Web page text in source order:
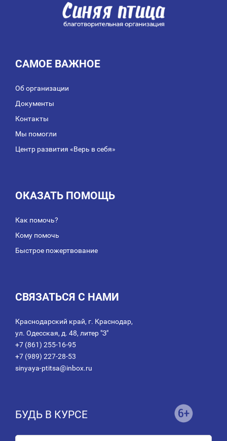
САМОЕ ВАЖНОЕ
Об организации
Документы
Контакты
Мы помогли
Центр развития «Верь в себя»
ОКАЗАТЬ ПОМОЩЬ
Как помочь?
Кому помочь
Быстрое пожертвование
СВЯЗАТЬСЯ С НАМИ
Краснодарский край, г. Краснодар,
ул. Одесская, д. 48, литер "З"
+7 (861) 255-16-95
+7 (989) 227-28-53
sinyaya-ptitsa@inbox.ru
БУДЬ В КУРСЕ